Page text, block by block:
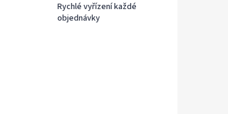
Rychlé vyřízení každé
objednávky